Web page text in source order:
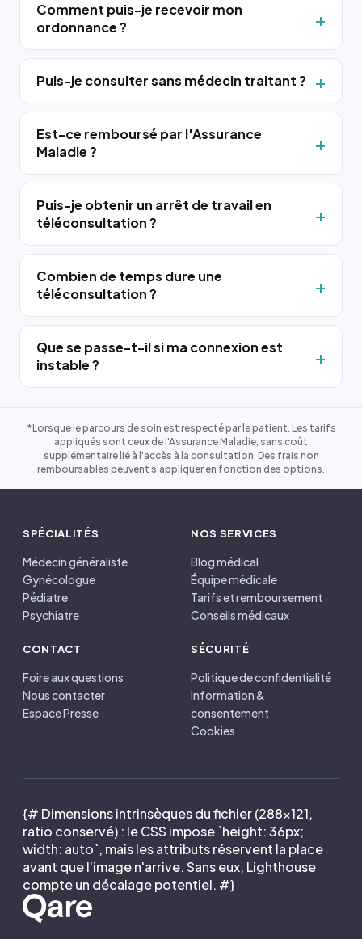
Comment puis-je recevoir mon
ordonnance ?
Puis-je consulter sans médecin traitant ?
Est-ce remboursé par l'Assurance
Maladie ?
Puis-je obtenir un arrêt de travail en
téléconsultation ?
Combien de temps dure une
téléconsultation ?
Que se passe-t-il si ma connexion est
instable ?
*Lorsque le parcours de soin est respecté par le patient. Les tarifs
appliqués sont ceux de l'Assurance Maladie, sans coût
supplémentaire lié à l'accès à la consultation. Des frais non
remboursables peuvent s'appliquer en fonction des options.
SPÉCIALITÉS
Médecin généraliste
Gynécologue
Pédiatre
Psychiatre
NOS SERVICES
Blog médical
Équipe médicale
Tarifs et remboursement
Conseils médicaux
CONTACT
Foire aux questions
Nous contacter
Espace Presse
SÉCURITÉ
Politique de confidentialité
Information &
consentement
Cookies
{# Dimensions intrinsèques du fichier (288×121,
ratio conservé) : le CSS impose `height: 36px;
width: auto`, mais les attributs réservent la place
avant que l'image n'arrive. Sans eux, Lighthouse
compte un décalage potentiel. #}